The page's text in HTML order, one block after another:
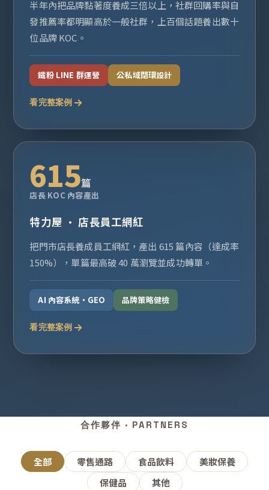
半年內把品牌黏著度養成三倍以上，社群回購率與自
發推薦率都明顯高於一般社群，上百個話題養出數十
位品牌 KOC。
鐵粉 LINE 群運營 公私域閉環設計
看完整案例
615篇
店長 KOC 內容產出
特力屋 · 店長員工網紅
把門市店長養成員工網紅，產出 615 篇內容（達成率
150%），單篇最高破 40 萬瀏覽並成功轉單。
AI 內容系統・GEO 品牌策略健檢
看完整案例
合作夥伴 · PARTNERS
全部 零售通路 食品飲料
美妝保養
保健品
其他